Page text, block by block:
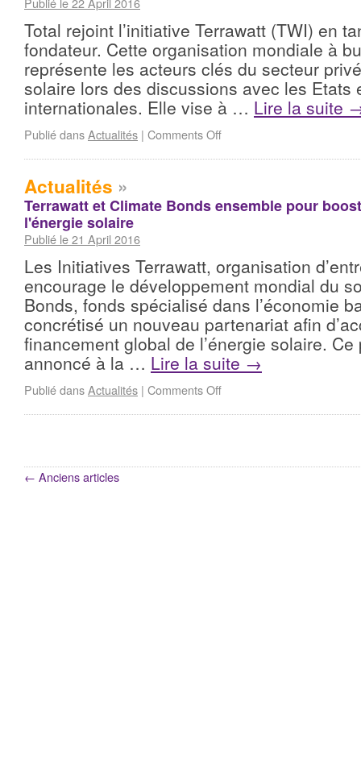
Total rejoint l’initiative Terrawatt (TWI) en
fondateur. Cette organisation mondiale à
représente les acteurs clés du secteur
solaire lors des discussions avec les Etats
internationales. Elle vise à … Lire la suite
Publié dansActualités | Comments Off
Actualités »
Terrawatt et Climate Bonds ensemble pour
l'énergie solaire
Publié le 21 April 2016
Les Initiatives Terrawatt, organisation
encourage le développement mondial du
Bonds, fonds spécialisé dans l’économie
concrétisé un nouveau partenariat afin
financement global de l’énergie solaire.
annoncé à la … Lire la suite →
Publié dansActualités | Comments Off
← Anciens articles